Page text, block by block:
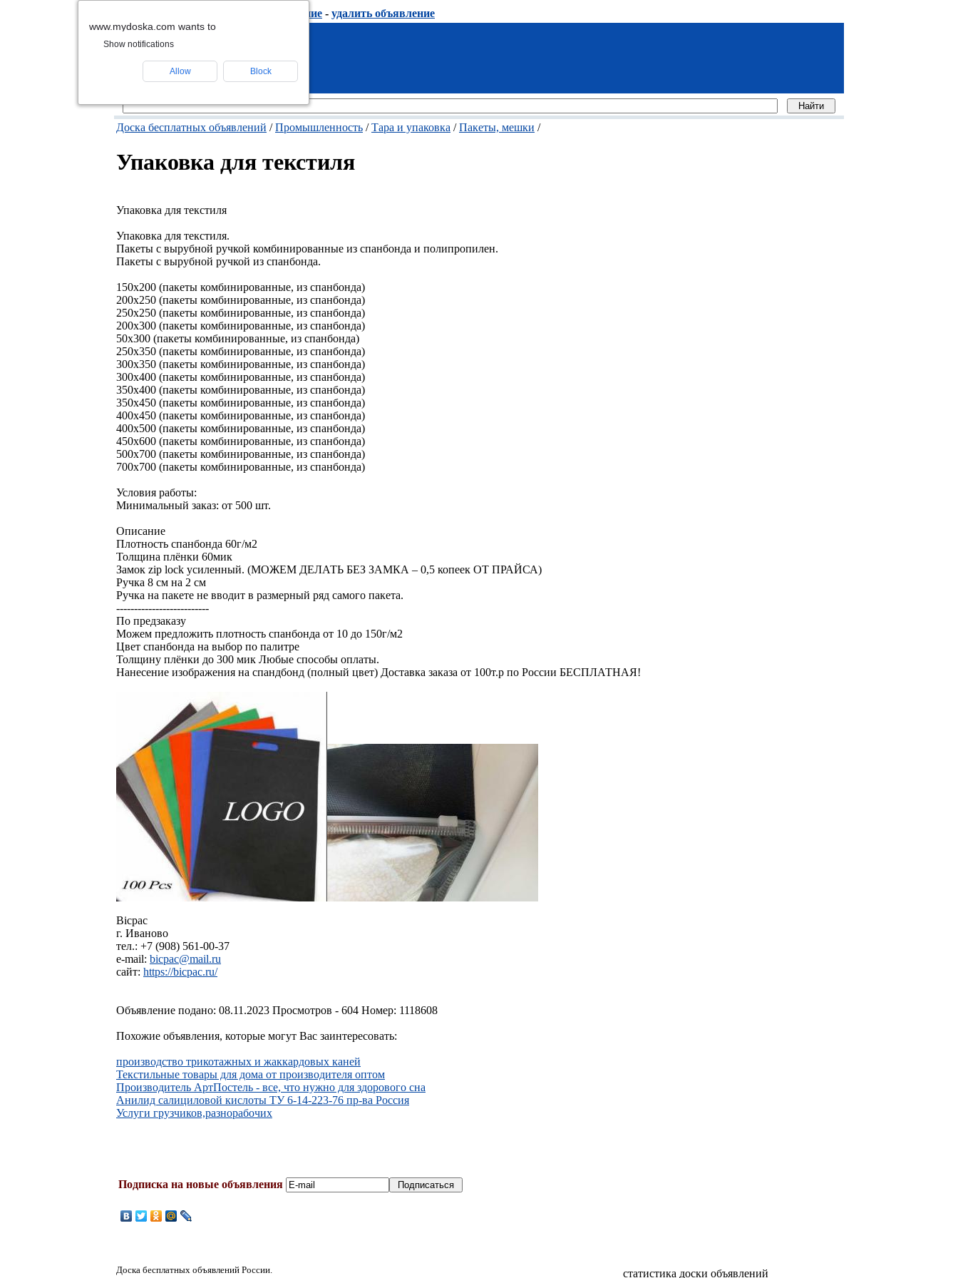
подать объявление - удалить объявление
Доска бесплатных объявлений /Промышленность /Тара и упаковка /Пакеты, мешки /
Упаковка для текстиля
Упаковка для текстиля
Упаковка для текстиля.
Пакеты с вырубной ручкой комбинированные из спанбонда и полипропилен.
Пакеты с вырубной ручкой из спанбонда.
150х200 (пакеты комбинированные, из спанбонда)
200х250 (пакеты комбинированные, из спанбонда)
250х250 (пакеты комбинированные, из спанбонда)
200х300 (пакеты комбинированные, из спанбонда)
50х300 (пакеты комбинированные, из спанбонда)
250х350 (пакеты комбинированные, из спанбонда)
300х350 (пакеты комбинированные, из спанбонда)
300х400 (пакеты комбинированные, из спанбонда)
350х400 (пакеты комбинированные, из спанбонда)
350х450 (пакеты комбинированные, из спанбонда)
400х450 (пакеты комбинированные, из спанбонда)
400х500 (пакеты комбинированные, из спанбонда)
450х600 (пакеты комбинированные, из спанбонда)
500х700 (пакеты комбинированные, из спанбонда)
700х700 (пакеты комбинированные, из спанбонда)
Условия работы:
Минимальный заказ: от 500 шт.
Описание
Плотность спанбонда 60г/м2
Толщина плёнки 60мик
Замок zip lock усиленный. (МОЖЕМ ДЕЛАТЬ БЕЗ ЗАМКА – 0,5 копеек ОТ ПРАЙСА)
Ручка 8 см на 2 см
Ручка на пакете не вводит в размерный ряд самого пакета.
--------------------------
По предзаказу
Можем предложить плотность спанбонда от 10 до 150г/м2
Цвет спанбонда на выбор по палитре
Толщину плёнки до 300 мик Любые способы оплаты.
Нанесение изображения на спандбонд (полный цвет) Доставка заказа от 100т.р по России БЕСПЛАТНАЯ!
Bicpac
г. Иваново
тел.: +7 (908) 561-00-37
e-mail: bicpac@mail.ru
сайт: https://bicpac.ru/
Объявление подано: 08.11.2023 Просмотров - 604 Номер: 1118608
Похожие объявления, которые могут Вас заинтересовать:
производство трикотажных и жаккардовых каней
Текстильные товaры для домa от производителя оптом
Производитель АртПостель - все, что нужно для здорового сна
Анилид салициловой кислоты ТУ 6-14-223-76 пр-ва Россия
Услуги грузчиков,разнорабочих
Подписка на новые объявления
Доска бесплатных объявлений России.
статистика доски объявлений
www.mydoska.com wants to
Show notifications
Allow Block